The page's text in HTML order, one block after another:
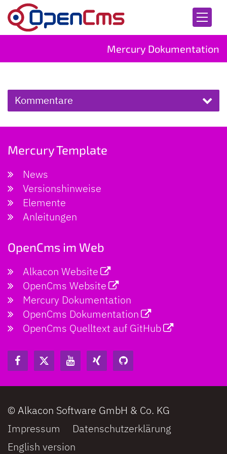
Zum Inhalt springen
Mercury Dokumentation
Kommentare
Mercury Template
News
Versionshinweise
Elemente
Anleitungen
OpenCms im Web
Alkacon Website
OpenCms Website
Mercury Dokumentation
OpenCms Dokumentation
OpenCms Quelltext auf GitHub
© Alkacon Software GmbH & Co. KG
Impressum
Datenschutzerklärung
English version